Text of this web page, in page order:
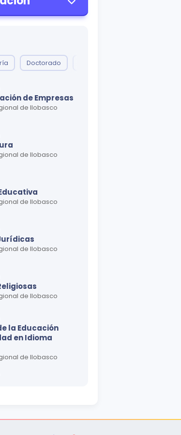
Doctorado
de Empresas
de Ilobasco
de Ilobasco
de Ilobasco
de Ilobasco
de Ilobasco
la Educación
en Idioma
de Ilobasco